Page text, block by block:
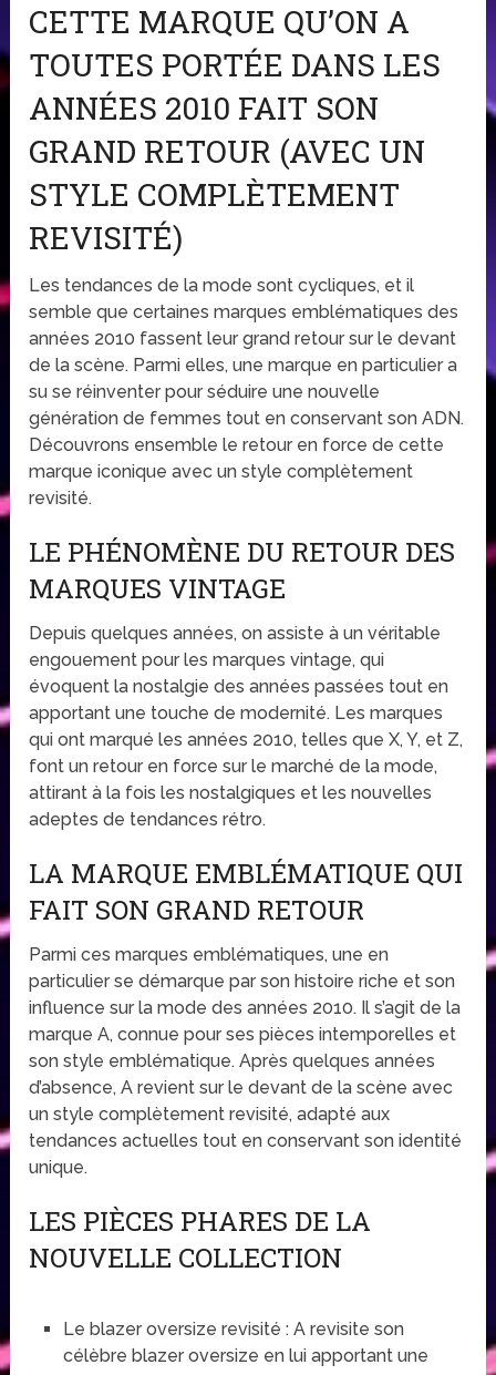
CETTE MARQUE QU’ON A
TOUTES PORTÉE DANS LES
ANNÉES 2010 FAIT SON
GRAND RETOUR (AVEC UN
STYLE COMPLÈTEMENT
REVISITÉ)
Les tendances de la mode sont cycliques, et il
semble que certaines marques emblématiques des
années 2010 fassent leur grand retour sur le devant
de la scène. Parmi elles, une marque en particulier a
su se réinventer pour séduire une nouvelle
génération de femmes tout en conservant son ADN.
Découvrons ensemble le retour en force de cette
marque iconique avec un style complètement
revisité.
LE PHÉNOMÈNE DU RETOUR DES
MARQUES VINTAGE
Depuis quelques années, on assiste à un véritable
engouement pour les marques vintage, qui
évoquent la nostalgie des années passées tout en
apportant une touche de modernité. Les marques
qui ont marqué les années 2010, telles que X, Y, et Z,
font un retour en force sur le marché de la mode,
attirant à la fois les nostalgiques et les nouvelles
adeptes de tendances rétro.
LA MARQUE EMBLÉMATIQUE QUI
FAIT SON GRAND RETOUR
Parmi ces marques emblématiques, une en
particulier se démarque par son histoire riche et son
influence sur la mode des années 2010. Il s’agit de la
marque A, connue pour ses pièces intemporelles et
son style emblématique. Après quelques années
d’absence, A revient sur le devant de la scène avec
un style complètement revisité, adapté aux
tendances actuelles tout en conservant son identité
unique.
LES PIÈCES PHARES DE LA
NOUVELLE COLLECTION
Le blazer oversize revisité : A revisite son
célèbre blazer oversize en lui apportant une